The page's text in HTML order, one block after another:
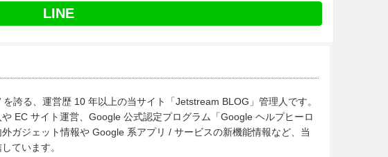
LINE
誇る、運営歴 10 年以上の当サイト「Jetstream BLOG」管理人です。
EC サイト運営、Google 公式認定プログラム「Google ヘルプヒーロ
ガジェット情報や Google 系アプリ / サービスの新機能情報など、当
ています。